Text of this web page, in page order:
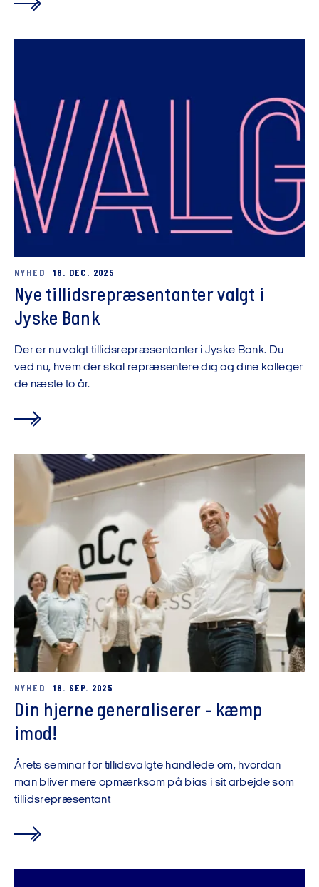
NYHED 18. DEC. 2025
Nye tillidsrepræsentanter valgt i
Jyske Bank
Der er nu valgt tillidsrepræsentanter i Jyske Bank. Du
ved nu, hvem der skal repræsentere dig og dine kolleger
de næste to år.
NYHED 18. SEP. 2025
Din hjerne generaliserer - kæmp
imod!
Årets seminar for tillidsvalgte handlede om, hvordan
man bliver mere opmærksom på bias i sit arbejde som
tillidsrepræsentant